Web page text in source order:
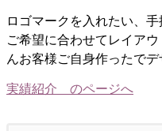
ロゴマークを入れたい、
ご希望に合わせてレイア
んお客様ご自身作ったで
実績紹介 のページへ